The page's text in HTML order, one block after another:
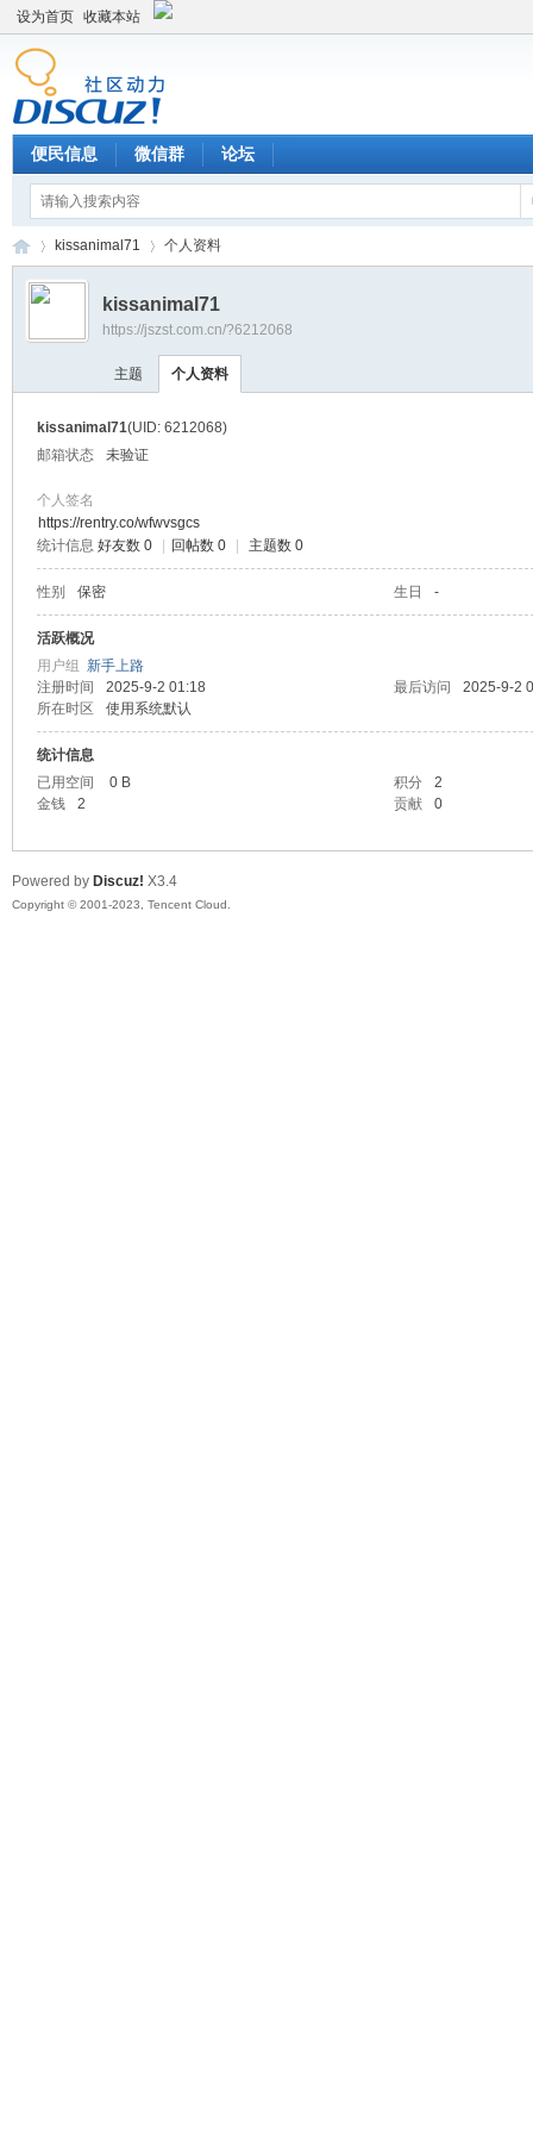
设为首页 收藏本站
便民信息 微信群 论坛
›
kissanimal71 个人资料
kissanimal71
https://jszst.com.cn/?6212068
主题 个人资料
kissanimal71(UID: 6212068)
邮箱状态
未验证
个人签名
https://rentry.co/wfwvsgcs
统计信息 好友数 0 回帖数 0 主题数 0
性别 保密 生日 -
活跃概况
用户组 新手上路
注册时间
2025-9-2 01:18 最后访问
2025-9-2
所在时区
使用系统默认
统计信息
已用空间
0 B 积分
2
金钱
2 贡献 0
Powered by Discuz! X3.4
Copyright © 2001-2023, Tencent Cloud.